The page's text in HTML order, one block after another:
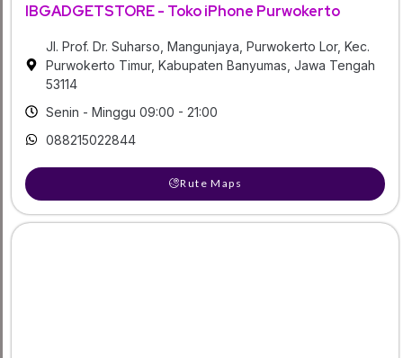
IBGADGETSTORE - Toko iPhone Purwokerto
Jl. Prof. Dr. Suharso, Mangunjaya, Purwokerto Lor, Kec.
Purwokerto Timur, Kabupaten Banyumas, Jawa Tengah
53114
Senin - Minggu 09:00 - 21:00
088215022844
Rute Maps